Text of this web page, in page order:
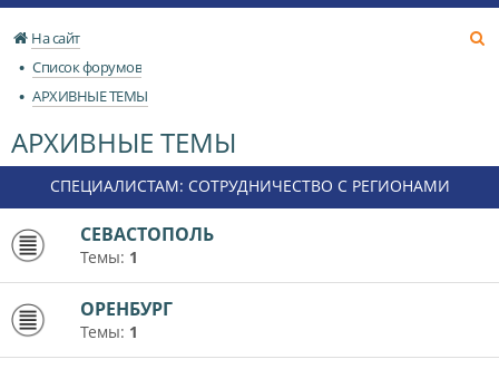
На сайт
Список форумов
АРХИВНЫЕ ТЕМЫ
АРХИВНЫЕ ТЕМЫ
СПЕЦИАЛИСТАМ: СОТРУДНИЧЕСТВО С РЕГИОНАМИ
СЕВАСТОПОЛЬ
Темы: 1
ОРЕНБУРГ
Темы: 1